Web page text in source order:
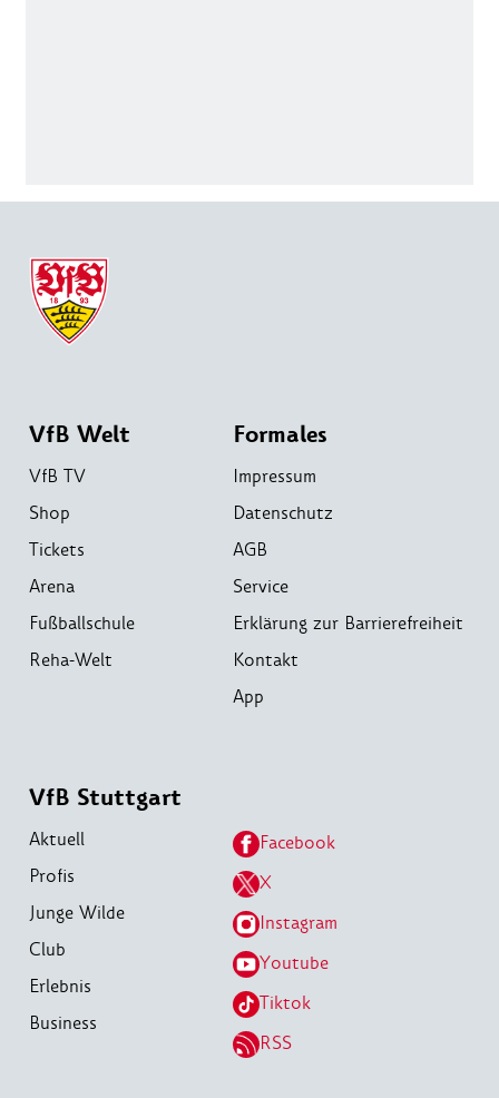
VfB Welt
VfB TV
Shop
Tickets
Arena
Fußballschule
Reha-Welt
Formales
Impressum
Datenschutz
AGB
Service
Erklärung zur Barrierefreiheit
Kontakt
App
VfB Stuttgart
Aktuell
Profis
Junge Wilde
Club
Erlebnis
Business
Facebook
X
Instagram
Youtube
Tiktok
RSS